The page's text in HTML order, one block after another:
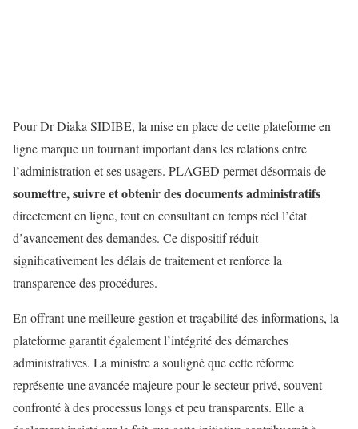
Pour Dr Diaka SIDIBE, la mise en place de cette plateforme en
ligne marque un tournant important dans les relations entre
l’administration et ses usagers. PLAGED permet désormais de
soumettre, suivre et obtenir des documents administratifs
directement en ligne, tout en consultant en temps réel l’état
d’avancement des demandes. Ce dispositif réduit
significativement les délais de traitement et renforce la
transparence des procédures.
En offrant une meilleure gestion et traçabilité des informations, la
plateforme garantit également l’intégrité des démarches
administratives. La ministre a souligné que cette réforme
représente une avancée majeure pour le secteur privé, souvent
confronté à des processus longs et peu transparents. Elle a